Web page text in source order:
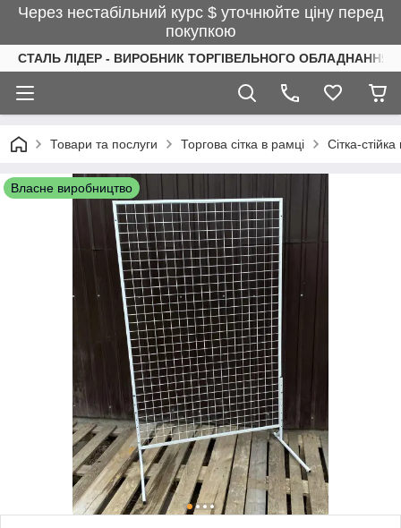
Через нестабільний курс $ уточнюйте ціну перед
покупкою
СТАЛЬ ЛІДЕР - ВИРОБНИК ТОРГІВЕЛЬНОГО ОБЛАДНАННЯ
Товари та послуги Торгова сітка в рамці Сітка-
Власне виробництво